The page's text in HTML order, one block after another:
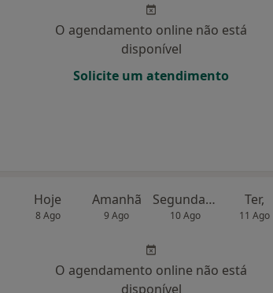
O agendamento online não está
disponível
Solicite um atendimento
Hoje
8 Ago
Amanhã
9 Ago
Segunda-feira
10 Ago
Ter,
11 Ago
O agendamento online não está
disponível